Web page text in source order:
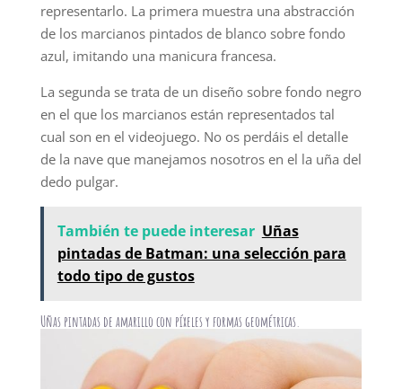
representarlo. La primera muestra una abstracción
de los marcianos pintados de blanco sobre fondo
azul, imitando una manicura francesa.
La segunda se trata de un diseño sobre fondo negro
en el que los marcianos están representados tal
cual son en el videojuego. No os perdáis el detalle
de la nave que manejamos nosotros en el la uña del
dedo pulgar.
También te puede interesar Uñas
pintadas de Batman: una selección para
todo tipo de gustos
Uñas pintadas de amarillo con píxeles y formas geométricas.